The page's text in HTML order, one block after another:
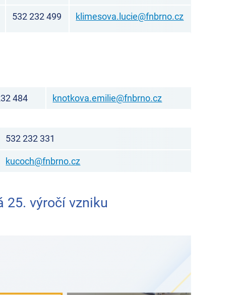
532 232 499 klimesova.lucie@fnbrno.cz
484 knotkova.emilie@fnbrno.cz
532 232 331
kucoch@fnbrno.cz
25. výročí vzniku